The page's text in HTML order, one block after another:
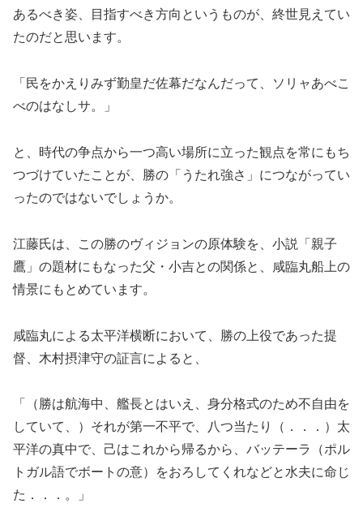
あるべき姿、目指すべき方向というものが、終世見えてい
たのだと思います。
「民をかえりみず勤皇だ佐幕だなんだって、ソリャあべこ
べのはなしサ。」
と、時代の争点から一つ高い場所に立った観点を常にもち
つづけていたことが、勝の「うたれ強さ」につながってい
ったのではないでしょうか。
江藤氏は、この勝のヴィジョンの原体験を、小説「親子
鷹」の題材にもなった父・小吉との関係と、咸臨丸船上の
情景にもとめています。
咸臨丸による太平洋横断において、勝の上役であった提
督、木村摂津守の証言によると、
「（勝は航海中、艦長とはいえ、身分格式のため不自由を
していて、）それが第一不平で、八つ当たり（．．．）太
平洋の真中で、己はこれから帰るから、バッテーラ（ポル
トガル語でボートの意）をおろしてくれなどと水夫に命じ
た．．．。」